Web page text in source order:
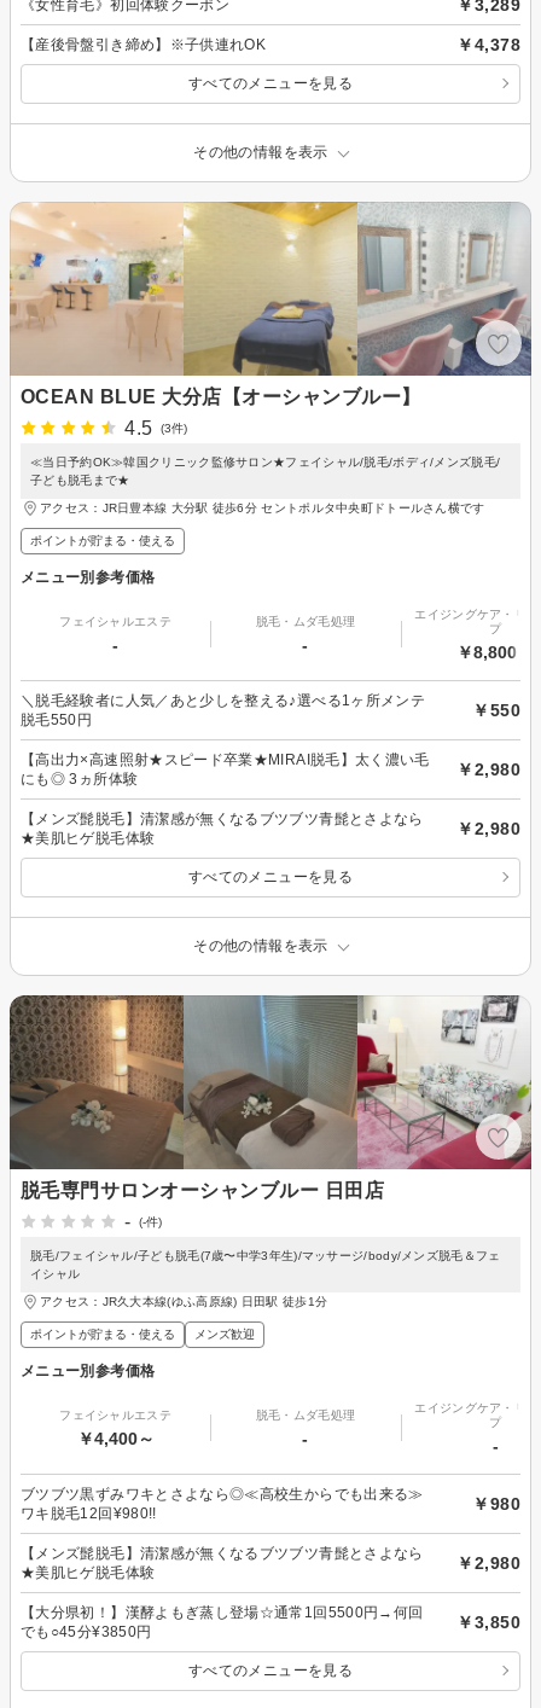
《女性育毛》初回体験クーポン ￥3,289
【産後骨盤引き締め】※子供連れOK ￥4,378
すべてのメニューを見る
その他の情報を表示
OCEAN BLUE 大分店【オーシャンブルー】
4.5
(3件)
≪当日予約OK≫韓国クリニック監修サロン★フェイシャル/脱毛/ボディ/メンズ脱毛/
子ども脱毛まで★
アクセス：JR日豊本線 大分駅 徒歩6分 セントポルタ中央町ドトールさん横です
ポイントが貯まる・使える
メニュー別参考価格
フェイシャルエステ
-
脱毛・ムダ毛処理
-
エイジングケア・リ
プ
￥8,800～
＼脱毛経験者に人気／あと少しを整える♪選べる1ヶ所メンテ
脱毛550円
￥550
【高出力×高速照射★スピード卒業★MIRAI脱毛】太く濃い毛
にも◎ 3ヵ所体験
￥2,980
【メンズ髭脱毛】清潔感が無くなるブツブツ青髭とさよなら
★美肌ヒゲ脱毛体験
￥2,980
すべてのメニューを見る
その他の情報を表示
脱毛専門サロンオーシャンブルー 日田店
-
(-件)
脱毛/フェイシャル/子ども脱毛(7歳〜中学3年生)/マッサージ/body/メンズ脱毛＆フェ
イシャル
アクセス：JR久大本線(ゆふ高原線) 日田駅 徒歩1分
ポイントが貯まる・使える メンズ歓迎
メニュー別参考価格
フェイシャルエステ
￥4,400～
脱毛・ムダ毛処理
-
エイジングケア・リ
プ
-
ブツブツ黒ずみワキとさよなら◎≪高校生からでも出来る≫
ワキ脱毛12回¥980!!
￥980
【メンズ髭脱毛】清潔感が無くなるブツブツ青髭とさよなら
★美肌ヒゲ脱毛体験
￥2,980
【大分県初！】漢酵よもぎ蒸し登場☆通常1回5500円→何回
でも○45分¥3850円
￥3,850
すべてのメニューを見る